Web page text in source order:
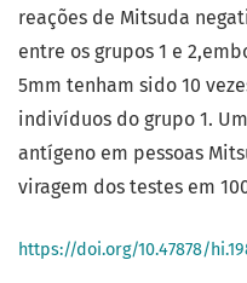
reações de Mitsuda
entre os grupos 1 e
5mm tenham sido 10
indivíduos do grupo 1.
antígeno em pessoas
viragem dos testes em
https://doi.org/10.47878/